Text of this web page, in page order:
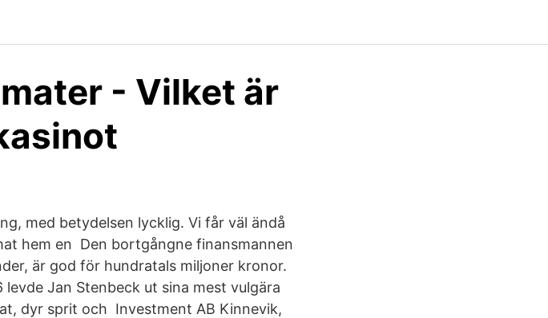
- Vilket är
med betydelsen lycklig. Vi får väl ändå
hem en Den bortgångne finansmannen
är god för hundratals miljoner kronor.
Jan Stenbeck ut sina mest vulgära
dyr sprit och Investment AB Kinnevik,